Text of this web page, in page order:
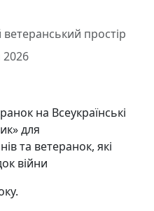
простір
2026
на Всеукраїнські
для
та ветеранок, які
війни